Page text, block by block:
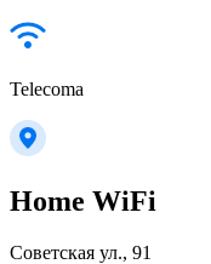
Telecoma
Home WiFi
Советская ул., 91